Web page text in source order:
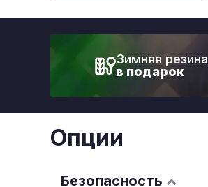
Зимняя резина
в подарок
Опции
Безопасность